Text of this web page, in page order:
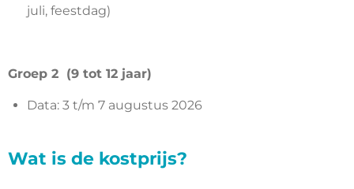
juli, feestdag)
Groep 2 (9 tot 12 jaar)
Data: 3 t/m 7 augustus 2026
Wat is de kostprijs?